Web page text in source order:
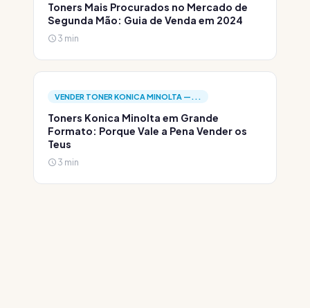
Toners Mais Procurados no Mercado de
Segunda Mão: Guia de Venda em 2024
3 min
VENDER TONER KONICA MINOLTA —...
Toners Konica Minolta em Grande
Formato: Porque Vale a Pena Vender os
Teus
3 min